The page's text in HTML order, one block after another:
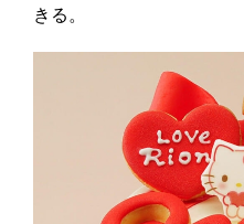
きる。